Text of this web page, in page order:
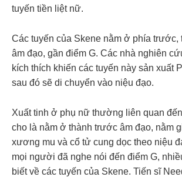
tuyến tiền liệt nữ.
Các tuyến của Skene nằm ở phía trước,
âm đạo, gần điểm G. Các nhà nghiên
kích thích khiến các tuyến này sản xuất
sau đó sẽ di chuyển vào niệu đạo.
Xuất tinh ở phụ nữ thường liên quan
cho là nằm ở thành trước âm đạo, nằm
xương mu và cổ tử cung dọc theo niệu
mọi người đã nghe nói đến điểm G,
biết về các tuyến của Skene. Tiến sĩ